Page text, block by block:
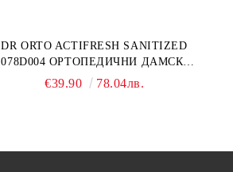
DR ORTO ACTIFRESH SANITIZED
078D004 ОРТОПЕДИЧНИ ДАМСКИ
ЧЕХЛИ ЗА МНОГО ОТЕКЪЛ КРАК,
€39.90 78.04лв.